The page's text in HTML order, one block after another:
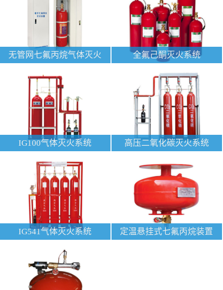
无管网七氟丙烷气体灭火 全氟己酮灭火系统
IG100气体灭火系统 高压二氧化碳灭火系统
IG541气体灭火系统 定温悬挂式七氟丙烷装置